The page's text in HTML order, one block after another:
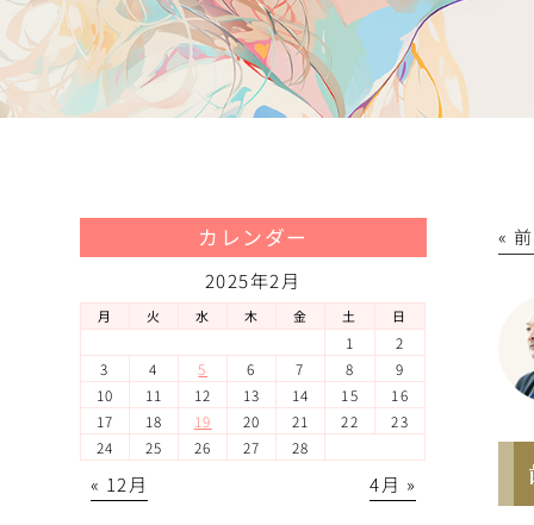
«
カレンダー
2025年2月
月 火 水 木 金 土 日
1
2
3
4 5 6 7 8
9
10
11 12 13 14 15
16
17
18 19 20 21 22
23
24
25 26 27 28
« 12月 4月 »